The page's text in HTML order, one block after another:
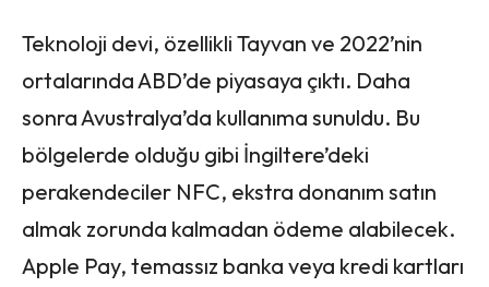
Teknoloji devi, özellikli Tayvan ve 2022’nin
ortalarında ABD’de piyasaya çıktı. Daha
sonra Avustralya’da kullanıma sunuldu. Bu
bölgelerde olduğu gibi İngiltere’deki
perakendeciler NFC, ekstra donanım satın
almak zorunda kalmadan ödeme alabilecek.
Apple Pay, temassız banka veya kredi kartları